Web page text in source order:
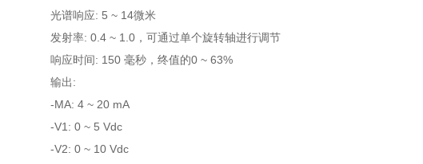
光谱响应: 5 ~ 14微米
发射率: 0.4 ~ 1.0，可通过单个旋转轴进行调节
响应时间: 150 毫秒，终值的0 ~ 63%
输出:
-MA: 4 ~ 20 mA
-V1: 0 ~ 5 Vdc
-V2: 0 ~ 10 Vdc